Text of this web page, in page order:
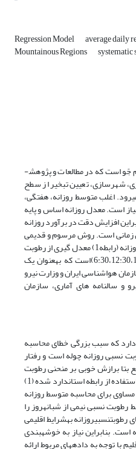
Regression Model average daily
Mountainous Regions
رطوبت نسبی یکی از متغیرهای مهم جًو است که در مطالعات و پژوهش­
شهرسازی، تعیین تبخیر از سطح
اغلب متوسط روزانه، هفتگی،
است. معدل روزانه اساس و پایه
افزایش دقت در برآورد روزانه
است. روش مرسوم و قدیمی
برای برآورد میانگین رطوبت نسبی روزانه (رابطه1) معدل گیری از رطوبت
نسبی سه ساعت ‌استاندارد (6:30،12:30،18:30)است که به­عنوان یک
هواشناسی ایران و وزارت نیرو
و سالنامه های آماری، سازمان
در رابطه (1) وجود دارد که سبب بزرگی خطای محاسبه
نسبی روزانه چوله است و رفتار
بتا برازش خوبی بر منحنی رطوبت
نسبی روزانه دارد (1974, Yao). لذا استفاده از رابطه استاندارد شده (1)
برای محاسبه متوسط روزانه
هم چنین رابطه (1) فقط رطوبت نسبی نیمی از شبانه­روز را
رطوبت­نسبی­روزانه به­شرایط اقلیمی
بنابراین نیاز به خوشه­بندی
با توجه به داده­های مربوط ارائه